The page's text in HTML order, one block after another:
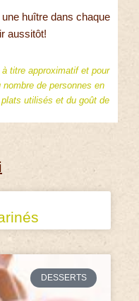
huître dans chaque
aussitôt!
titre approximatif et pour
de personnes en
utilisés et du goût de
DESSERTS